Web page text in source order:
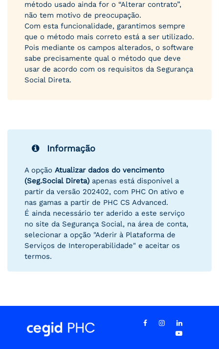
método usado ainda for o “Alterar contrato”,
não tem motivo de preocupação.
Com esta funcionalidade, garantimos sempre
que o método mais correto está a ser utilizado.
Pois mediante os campos alterados, o software
sabe precisamente qual o método que deve
usar de acordo com os requisitos da Segurança
Social Direta.
Informação
A opção Atualizar dados do vencimento
(Seg.Social Direta) apenas está disponível a
partir da versão 202402, com PHC On ativo e
nas gamas a partir de PHC CS Advanced.
É ainda necessário ter aderido a este serviço
no site da Segurança Social, na área de conta,
selecionar a opção "Aderir à Plataforma de
Serviços de Interoperabilidade" e aceitar os
termos.